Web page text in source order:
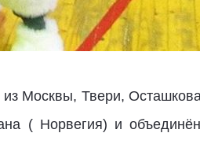
из Москвы, Твери,
( Норвегия) и